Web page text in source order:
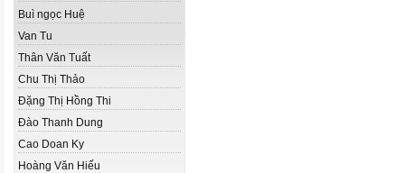
Buì ngọc Huệ
Van Tu
Thân Văn Tuất
Chu Thị Thảo
Đặng Thị Hồng Thi
Đào Thanh Dung
Cao Doan Ky
Hoàng Văn Hiếu